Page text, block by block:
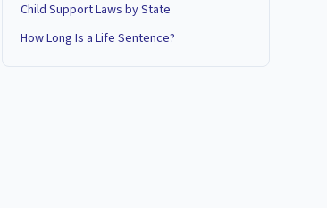
Child Support Laws by State
How Long Is a Life Sentence?